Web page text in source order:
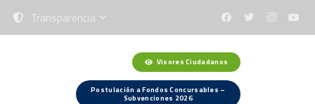
Transparencia
Visores Ciudadanos
Postulación a Fondos Concursables –
Subvenciones 2026